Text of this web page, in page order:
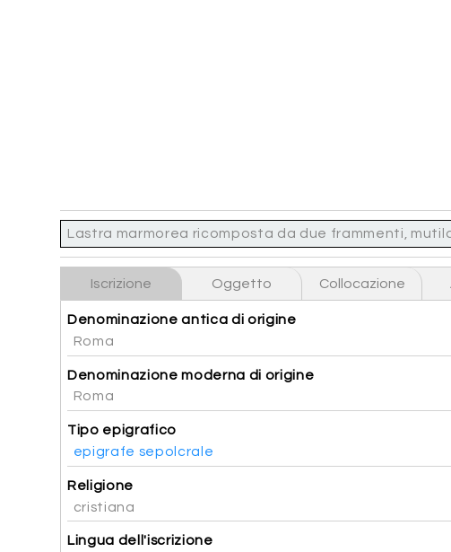
Lastra marmorea ricomposta da due frammenti,
Iscrizione Oggetto Collocazione
Denominazione antica di origine
Roma
Denominazione moderna di origine
Roma
Tipo epigrafico
epigrafe sepolcrale
Religione
cristiana
Lingua dell'iscrizione